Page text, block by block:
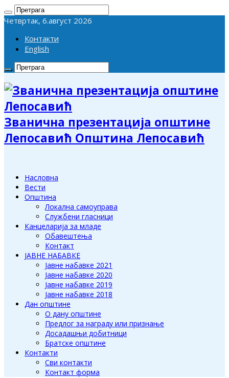
Четвртак, 6.август 2026
Контакти
English
Званична презентација општине
Лепосавић Општина Лепосавић
Насловна
Вести
Општина
Локална самоуправа
Службени гласници
Канцеларија за младе
Обавештења
Контакт
ЈАВНЕ НАБАВКЕ
Јавне набавке 2021
Јавне набавке 2020
Јавне набавке 2019
Јавне набавке 2018
Дан општине
О дану општине
Предлог за награду или признање
Досадашњи добитници
Братске општине
Контакти
Сви контакти
Контакт форма